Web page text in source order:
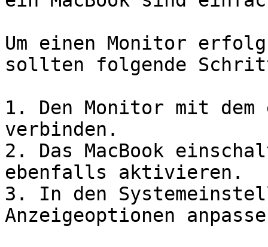
Um einen Monitor
sollten folgende
1. Den Monitor mit dem
verbinden.
2. Das MacBook
ebenfalls aktivieren.
3. In den
Anzeigeoptionen